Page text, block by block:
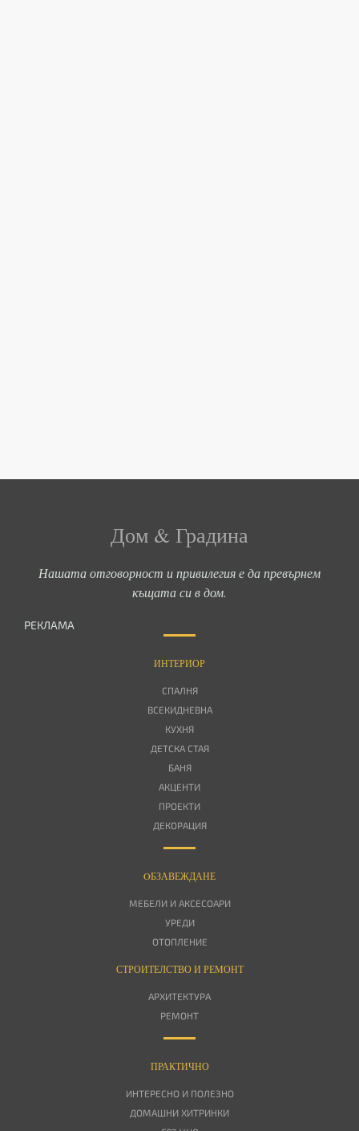
Дом & Градина
Нашата отговорност и привилегия е да превърнем
къщата си в дом.
РЕКЛАМА
ИНТЕРИОР
СПАЛНЯ
ВСЕКИДНЕВНА
КУХНЯ
ДЕТСКА СТАЯ
БАНЯ
АКЦЕНТИ
ПРОЕКТИ
ДЕКОРАЦИЯ
OБЗАВЕЖДАНЕ
МЕБЕЛИ И АКСЕСОАРИ
УРЕДИ
ОТОПЛЕНИЕ
СТРОИТЕЛСТВО И РЕМОНТ
АРХИТЕКТУРА
РЕМОНТ
ПРАКТИЧНО
ИНТЕРЕСНО И ПОЛЕЗНО
ДОМАШНИ ХИТРИНКИ